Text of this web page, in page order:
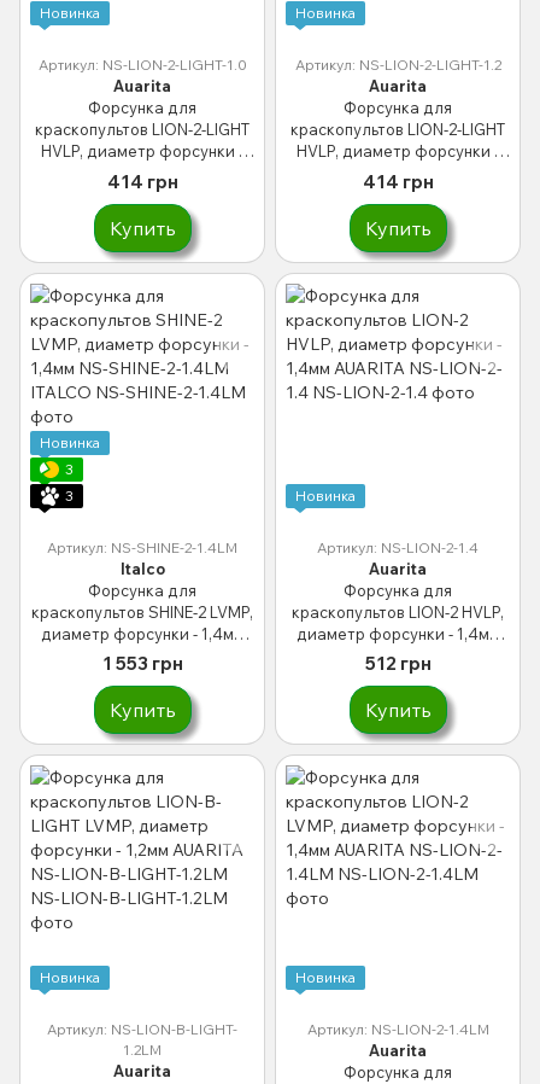
Новинка
Артикул: NS-LION-2-LIGHT-1.0
Auarita
Форсунка для
краскопультов LION-2-LIGHT
HVLP, диаметр форсунки -
1мм AUARITA NS-LION-2-
LIGHT-1.0
414 грн
Купить
Новинка
Артикул: NS-LION-2-LIGHT-1.2
Auarita
Форсунка для
краскопультов LION-2-LIGHT
HVLP, диаметр форсунки -
1,2мм AUARITA NS-LION-2-
LIGHT-1.2
414 грн
Купить
Новинка
3
3
Артикул: NS-SHINE-2-1.4LM
Italco
Форсунка для
краскопультов SHINE-2 LVMP,
диаметр форсунки - 1,4мм
NS-SHINE-2-1.4LM ITALCO
1 553 грн
Купить
Новинка
Артикул: NS-LION-2-1.4
Auarita
Форсунка для
краскопультов LION-2 HVLP,
диаметр форсунки - 1,4мм
AUARITA NS-LION-2-1.4
512 грн
Купить
Новинка
Артикул: NS-LION-B-LIGHT-
1.2LM
Auarita
Новинка
Артикул: NS-LION-2-1.4LM
Auarita
Форсунка для